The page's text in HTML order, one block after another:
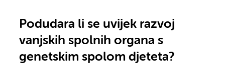
Podudara li se uvijek razvoj
vanjskih spolnih organa s
genetskim spolom djeteta?